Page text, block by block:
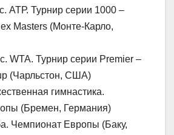
АТР. Турнир серии 1000 –
Masters (Монте-Карло,
WTA. Турнир серии Premier –
(Чарльстон, США)
гимнастика.
(Бремен, Германия)
Чемпионат Европы (Баку,